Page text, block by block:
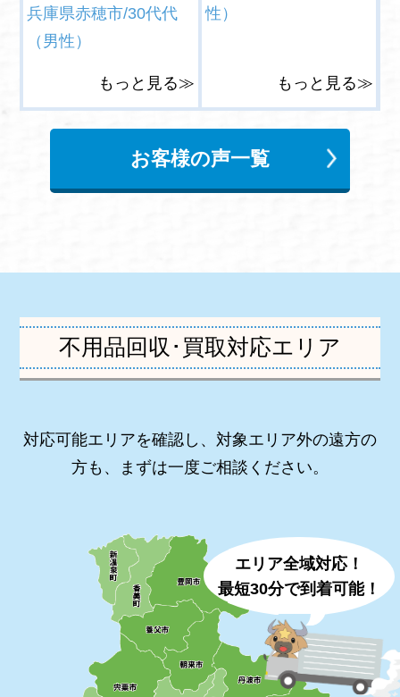
兵庫県赤穂市/30代代
（男性）
もっと見る≫
性）
もっと見る≫
お客様の声一覧
不用品回収･買取対応エリア
対応可能エリアを確認し、対象エリア外の遠方の
方も、まずは一度ご相談ください。
エリア全域対応！
最短30分で到着可能！